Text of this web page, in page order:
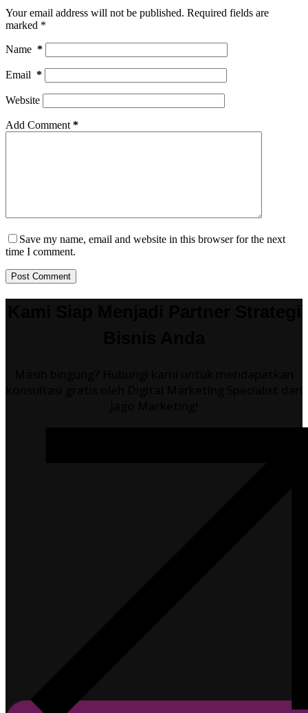
Your email address will not be published. Required fields are
marked *
Name *
Email *
Website
Add Comment*
Save my name, email and website in this browser for the next
time I comment.
Post Comment